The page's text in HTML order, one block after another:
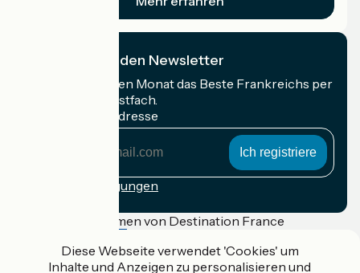
Ich abonniere den Newsletter
Erhalten Sie jeden Monat das Beste Frankreichs per
Rad in Ihrem Postfach.
Meine E-Mail-Adresse
Anmeldebedingungen
Gefördert im Rahmen von Destination France
Diese Webseite verwendet 'Cookies' um
Inhalte und Anzeigen zu personalisieren und